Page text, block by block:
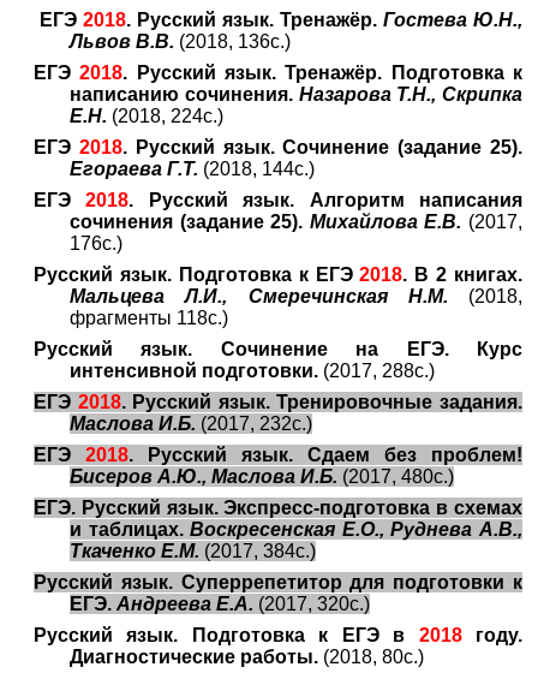
ЕГЭ 2018. Русский язык. Тренажёр. Гостева Ю.Н.,
Львов В.В. (2018, 136с.)
ЕГЭ2018. Русский язык. Тренажёр. Подготовка к
написанию сочинения. Назарова Т.Н., Скрипка
Е.Н. (2018, 224с.)
ЕГЭ 2018. Русский язык. Сочинение (задание 25).
Егораева Г.Т. (2018, 144с.)
ЕГЭ2018. Русский язык. Алгоритм написания
сочинения (задание 25). Михайлова Е.В. (2017,
176с.)
Русский язык. Подготовка к ЕГЭ2018. В 2 книгах.
Мальцева Л.И., Смеречинская Н.М.
(2018,
фрагменты 118с.)
Русский язык. Сочинение на ЕГЭ. Курс
интенсивной подготовки. (2017, 288с.)
ЕГЭ 2018. Русский язык. Тренировочные задания.
Маслова И.Б. (2017, 232с.)
ЕГЭ 2018. Русский язык. Сдаем без проблем!
Бисеров А.Ю., Маслова И.Б. (2017, 480с.)
ЕГЭ. Русский язык. Экспресс-подготовка в схемах
и таблицах.Воскресенская Е.О., Руднева А.В.,
Ткаченко Е.М. (2017, 384с.)
Русский язык. Суперрепетитор для подготовки к
ЕГЭ. Андреева Е.А. (2017, 320с.)
Русский язык. Подготовка к ЕГЭ в 2018году.
Диагностические работы. (2018, 80с.)